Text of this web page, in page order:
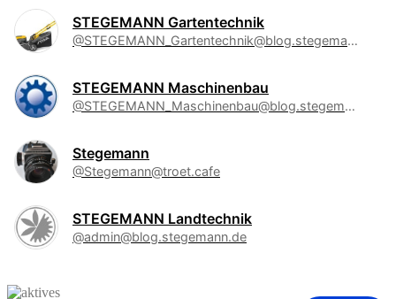
STEGEMANN Gartentechnik
@STEGEMANN_Gartentechnik@blog.stegemann.de
STEGEMANN Maschinenbau
@STEGEMANN_Maschinenbau@blog.stegemann.de
Stegemann
@Stegemann@troet.cafe
STEGEMANN Landtechnik
@admin@blog.stegemann.de